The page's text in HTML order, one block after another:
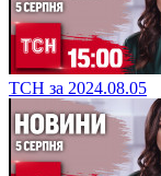
ТСН за 2024.08.06